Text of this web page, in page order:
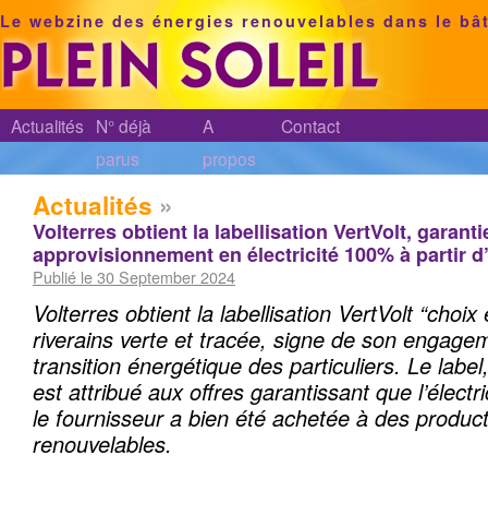
Le webzine des énergies renouvelables dans le
Actualités N° déjà
parus
A
propos
Contact
Actualités »
Volterres obtient la labellisation VertVolt,
approvisionnement en électricité 100% à partir
Publié le 30 September 2024
Volterres obtient la labellisation VertVolt
riverains verte et tracée, signe de son
transition énergétique des particuliers. Le
est attribué aux offres garantissant que
le fournisseur a bien été achetée à des
renouvelables.